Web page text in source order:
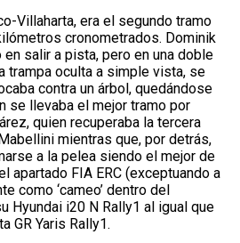
Villaharta, era el segundo tramo
cronometrados. Dominik
salir a pista, pero en una doble
trampa oculta a simple vista, se
contra un árbol, quedándose
se llevaba el mejor tramo por
quien recuperaba la tercera
mientras que, por detrás,
a la pelea siendo el mejor de
apartado FIA ERC (exceptuando a
como ‘cameo’ dentro del
Hyundai i20 N Rally1 al igual que
GR Yaris Rally1.